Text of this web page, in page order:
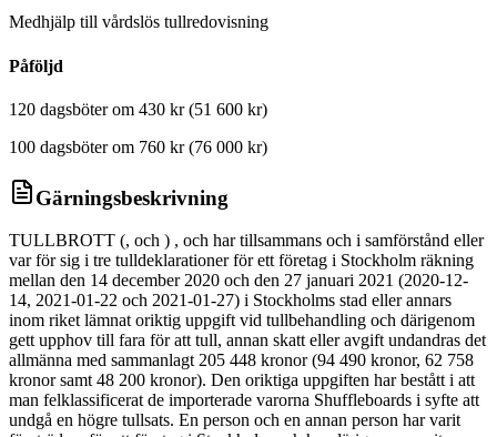
Medhjälp till vårdslös tullredovisning
Påföljd
120 dagsböter om 430 kr (51 600 kr)
100 dagsböter om 760 kr (76 000 kr)
Gärningsbeskrivning
TULLBROTT (, och ) , och har tillsammans och i samförstånd eller
var för sig i tre tulldeklarationer för ett företag i Stockholm räkning
mellan den 14 december 2020 och den 27 januari 2021 (2020-12-
14, 2021-01-22 och 2021-01-27) i Stockholms stad eller annars
inom riket lämnat oriktig uppgift vid tullbehandling och därigenom
gett upphov till fara för att tull, annan skatt eller avgift undandras det
allmänna med sammanlagt 205 448 kronor (94 490 kronor, 62 758
kronor samt 48 200 kronor). Den oriktiga uppgiften har bestått i att
man felklassificerat de importerade varorna Shuffleboards i syfte att
undgå en högre tullsats. En person och en annan person har varit